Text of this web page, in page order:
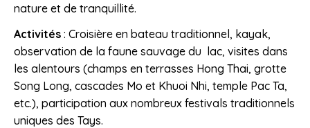
nature et de tranquillité.
Activités : Croisière en bateau traditionnel, kayak,
observation de la faune sauvage du lac, visites dans
les alentours (champs en terrasses Hong Thai, grotte
Song Long, cascades Mo et Khuoi Nhi, temple Pac Ta,
etc.), participation aux nombreux festivals traditionnels
uniques des Tays.